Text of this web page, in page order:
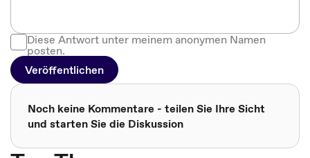
Diese Antwort unter meinem anonymen Namen
posten.
Veröffentlichen
Noch keine Kommentare - teilen Sie Ihre Sicht
und starten Sie die Diskussion